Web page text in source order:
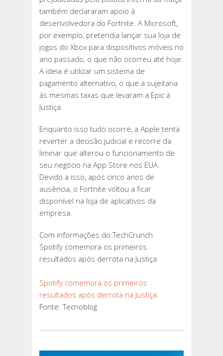
também declararam apoio à
desenvolvedora do Fortnite. A Microsoft,
por exemplo, pretendia lançar sua loja de
jogos do Xbox para dispositivos móveis no
ano passado, o que não ocorreu até hoje.
A ideia é utilizar um sistema de
pagamento alternativo, o que a sujeitaria
às mesmas taxas que levaram a Epic à
Justiça.
Enquanto isso tudo ocorre, a Apple tenta
reverter a decisão judicial e recorre da
liminar que alterou o funcionamento de
seu negócio na App Store nos EUA.
Devido a isso, após cinco anos de
ausência, o Fortnite voltou a ficar
disponível na loja de aplicativos da
empresa.
Com informações do TechCrunch
Spotify comemora os primeiros
resultados após derrota na Justiça
Spotify comemora os primeiros
resultados após derrota na Justiça
Fonte: Tecnoblog